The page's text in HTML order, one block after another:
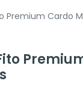
Premium Cardo